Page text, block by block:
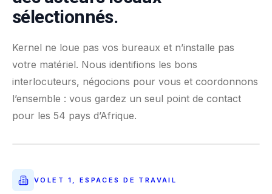
sélectionnés.
Kernel ne loue pas vos bureaux et n’installe pas
votre matériel. Nous identifions les bons
interlocuteurs, négocions pour vous et coordonnons
l’ensemble : vous gardez un seul point de contact
pour les 54 pays d’Afrique.
VOLET 1, ESPACES DE TRAVAIL